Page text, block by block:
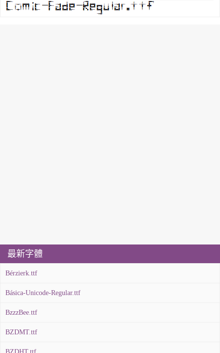
最新字體
Bérzierk.ttf
Básica-Unicode-Regular.ttf
BzzzBee.ttf
BZDMT.ttf